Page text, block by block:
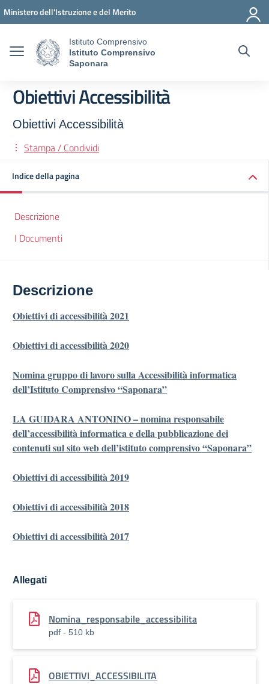
Vai ai contenuti
Vai al menu di navigazione
Vai al footer
Ministero dell'Istruzione e del Merito
Istituto Comprensivo
Istituto Comprensivo
Saponara
Obiettivi Accessibilità
Obiettivi Accessibilità
Stampa / Condividi
Indice della pagina
Descrizione
I Documenti
Descrizione
Obiettivi di accessibilità 2021
Obiettivi di accessibilità 2020
Nomina gruppo di lavoro sulla Accessibilità informatica
dell’Istituto Comprensivo “Saponara”
LA GUIDARA ANTONINO – nomina responsabile
dell’accessibilità informatica e della pubblicazione dei
contenuti sul sito web dell’istituto comprensivo “Saponara”
Obiettivi di accessibilità 2019
Obiettivi di accessibilità 2018
Obiettivi di accessibilità 2017
Allegati
Nomina_responsabile_accessibilita
pdf - 510 kb
OBIETTIVI_ACCESSIBILITA